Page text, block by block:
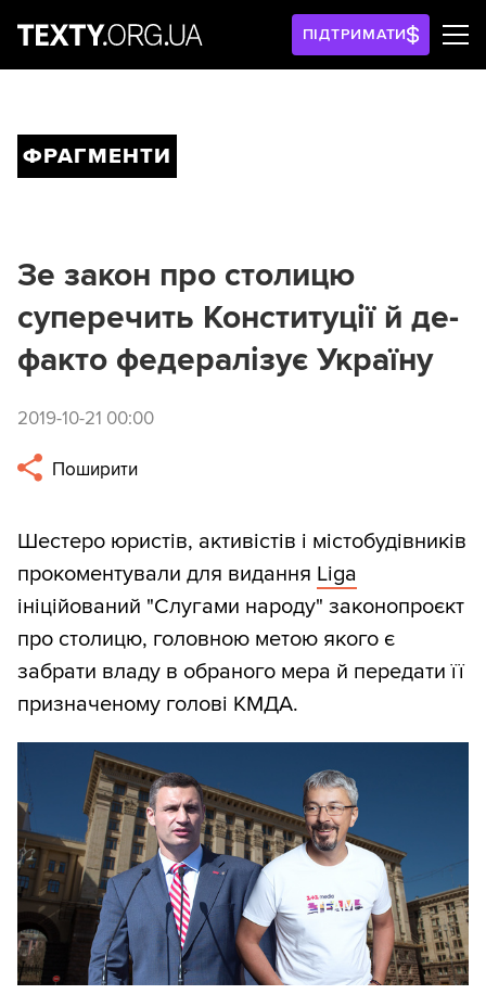
ПІДТРИМАТИ
ФРАГМЕНТИ
Зе закон про столицю
суперечить Конституції й де-
факто федералізує Україну
2019-10-21 00:00
Поширити
Шестеро юристів, активістів і містобудівників
прокоментували для видання Liga
ініційований "Слугами народу" законопроєкт
про столицю, головною метою якого є
забрати владу в обраного мера й передати її
призначеному голові КМДА.